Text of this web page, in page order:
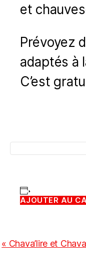
et
Prévoyez
adaptés à
C’est
AJOUTER AU
N
« Chava’lire et